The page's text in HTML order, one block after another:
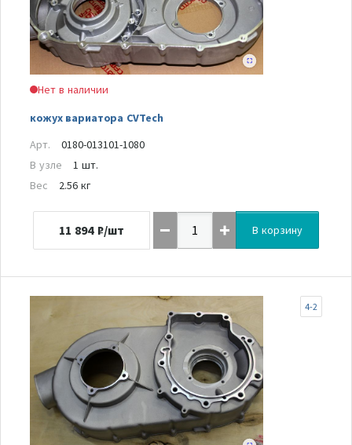
Нет в наличии
кожух вариатора CVTech
Арт.
0180-013101-1080
В узле
1 шт.
Вес
2.56 кг
11 894 ₽/шт В корзину
4-2